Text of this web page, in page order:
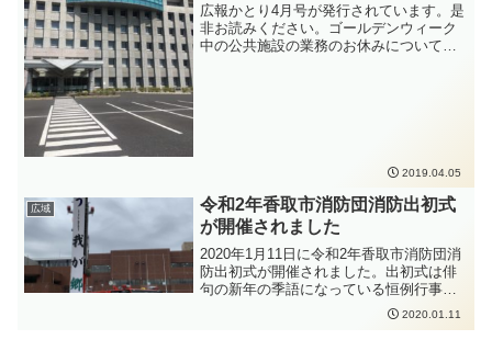
広報かとり4月号が発行されています。是
非お読みください。ゴールデンウィーク
中の公共施設の業務のお休みについての
2019.04.05
広域
令和2年香取市消防団消防出初式
が開催されました
2020年1月11日に令和2年香取市消防団消
防出初式が開催されました。出初式は俳
句の新年の季語になっている恒例行事で
す。千葉県知事表彰をはじめ、受賞され
たみなさん、おめでとうございます。み
2020.01.11